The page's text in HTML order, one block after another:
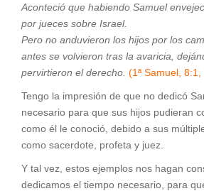
Aconteció que habiendo Samuel
por jueces sobre Israel.
Pero no anduvieron los hijos por los
antes se volvieron tras la avaricia,
pervirtieron el derecho. (1ª Samuel, 8:1,
Tengo la impresión de que no dedicó
necesario para que sus hijos pudieran
como él le conoció, debido a sus
como sacerdote, profeta y juez.
Y tal vez, estos ejemplos nos hagan
dedicamos el tiempo necesario, para